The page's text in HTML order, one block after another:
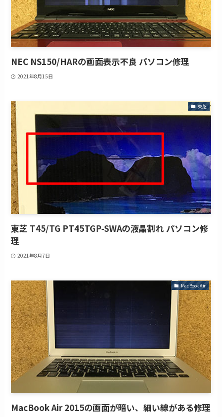
NEC NS150/HARの画面表示不良 パソコン修理
2021年8月15日
東芝
東芝 T45/TG PT45TGP-SWAの液晶割れ パソコン修
理
2021年8月7日
MacBook Air
MacBook Air 2015の画面が暗い、細い線がある修理